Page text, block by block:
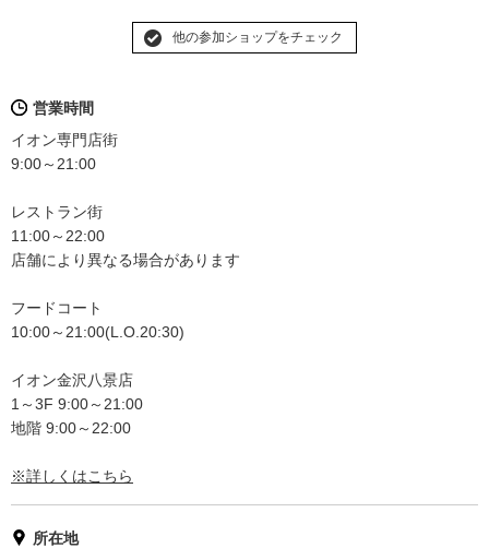
他の参加ショップをチェック
営業時間
イオン専門店街
9:00～21:00
レストラン街
11:00～22:00
店舗により異なる場合があります
フードコート
10:00～21:00(L.O.20:30)
イオン金沢八景店
1～3F 9:00～21:00
地階 9:00～22:00
※詳しくはこちら
所在地